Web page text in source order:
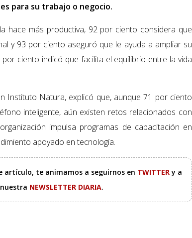
para su trabajo o negocio.
hace más productiva, 92 por ciento considera que
y 93 por ciento aseguró que le ayuda a ampliar su
ciento indicó que facilita el equilibrio entre la vida
Instituto Natura, explicó que, aunque 71 por ciento
inteligente, aún existen retos relacionados con
impulsa programas de capacitación en
apoyado en tecnología.
te animamos a seguirnos en TWITTERy a
NEWSLETTER DIARIA.